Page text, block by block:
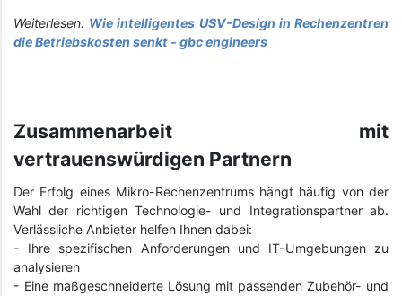
Weiterlesen: Wie intelligentes USV-Design in Rechenzentren
die Betriebskosten senkt - gbc engineers
Zusammenarbeit mit
vertrauenswürdigen Partnern
Der Erfolg eines Mikro-Rechenzentrums hängt häufig von der
Wahl der richtigen Technologie- und Integrationspartner ab.
Verlässliche Anbieter helfen Ihnen dabei:
- Ihre spezifischen Anforderungen und IT-Umgebungen zu
analysieren
- Eine maßgeschneiderte Lösung mit passenden Zubehör- und